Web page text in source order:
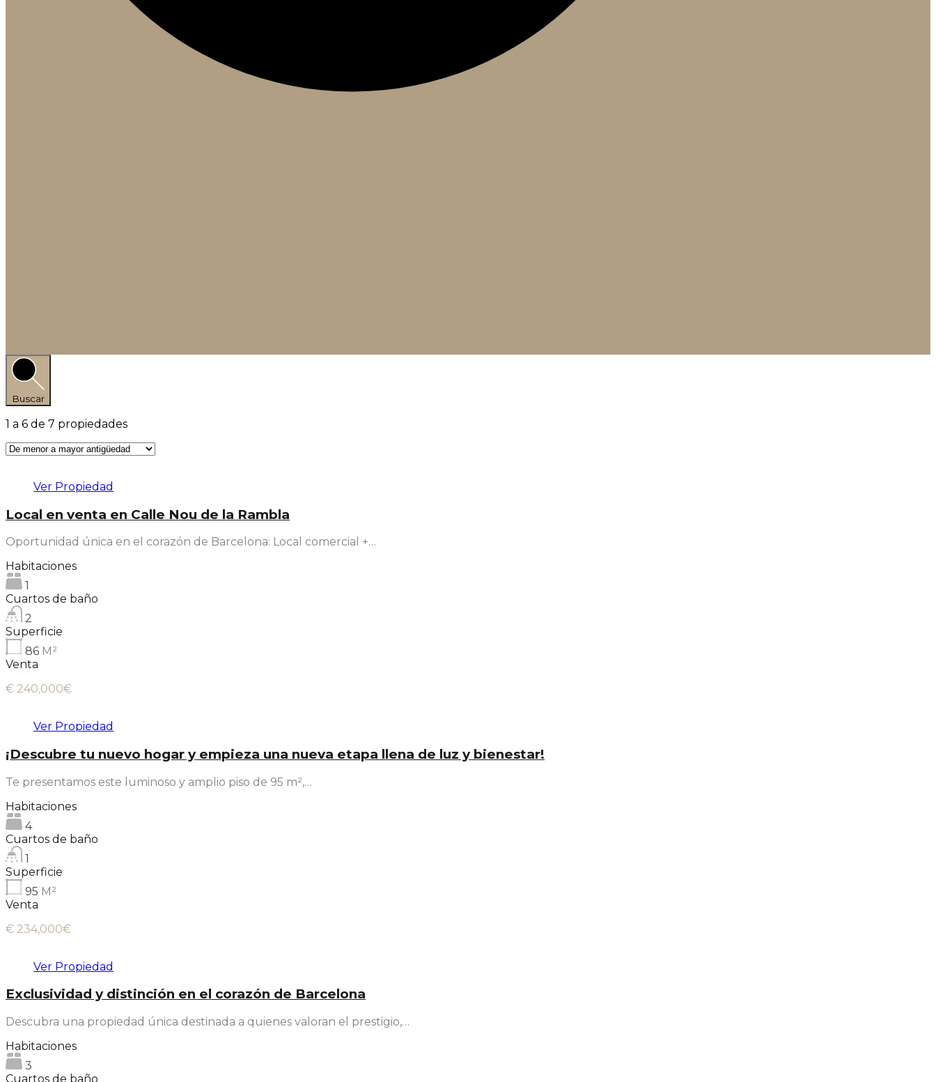
Buscar
1 a 6 de 7 propiedades
Ver Propiedad
Local en venta en Calle Nou de la Rambla
Oportunidad única en el corazón de Barcelona: Local comercial +…
Habitaciones
1
Cuartos de baño
2
Superficie
86 M²
Venta
€ 240,000€
Ver Propiedad
¡Descubre tu nuevo hogar y empieza una nueva etapa llena de luz y bienestar!
Te presentamos este luminoso y amplio piso de 95 m²,…
Habitaciones
4
Cuartos de baño
1
Superficie
95 M²
Venta
€ 234,000€
Ver Propiedad
Exclusividad y distinción en el corazón de Barcelona
Descubra una propiedad única destinada a quienes valoran el prestigio,…
Habitaciones
3
Cuartos de baño